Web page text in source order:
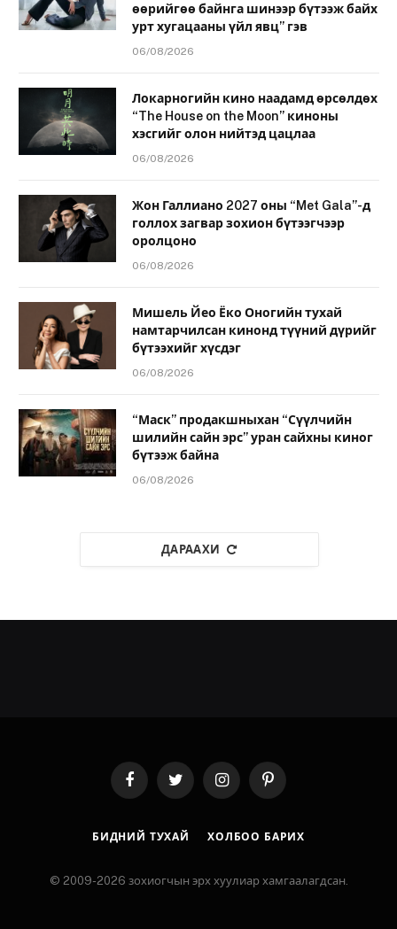
өөрийгөө байнга шинээр бүтээж байх
урт хугацааны үйл явц” гэв
06/08/2026
Локарногийн кино наадамд өрсөлдөх
“The House on the Moon” киноны
хэсгийг олон нийтэд цацлаа
06/08/2026
Жон Галлиано 2027 оны “Met Gala”-д
голлох загвар зохион бүтээгчээр
оролцоно
06/08/2026
Мишель Йео Ёко Оногийн тухай
намтарчилсан кинонд түүний дүрийг
бүтээхийг хүсдэг
06/08/2026
“Маск” продакшныхан “Сүүлчийн
шилийн сайн эрс” уран сайхны киног
бүтээж байна
06/08/2026
ДАРААХИ
FacebookTwitter InstagramPinterest
БИДНИЙ ТУХАЙ ХОЛБОО БАРИХ
© 2009-2026 зохиогчын эрх хуулиар хамгаалагдсан.